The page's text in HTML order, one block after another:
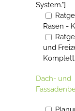
System."]
Rasen -
und
Dach- und